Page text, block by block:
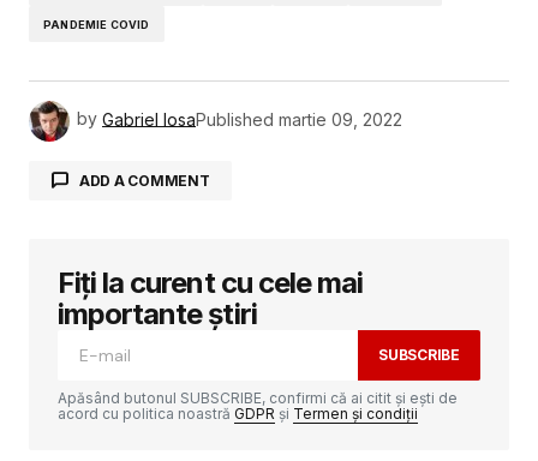
PANDEMIE COVID
by Gabriel IosaPublished martie 09, 2022
ADD A COMMENT
Adresa ta de email nu va fi publicată.
Câmpurile obligatorii sunt marcate cu
Fiți la curent cu cele mai
importante știri
SUBSCRIBE
Apăsând butonul SUBSCRIBE, confirmi că ai citit și ești de
acord cu politica noastră GDPR și Termen și condiții